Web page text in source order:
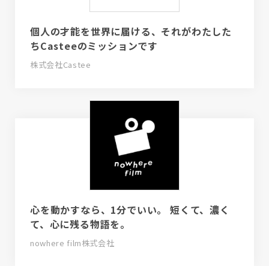
個人の才能を世界に届ける、それがわたした
ちCasteeのミッションです
株式会社Castee
心を動かすなら、1分でいい。 短くて、濃く
て、心に残る物語を。
nowhere film株式会社